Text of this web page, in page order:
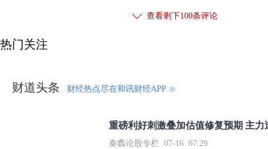
查看剩下100条评论
热门关注
财道头条 财经热点尽在和讯财经APP
秦蠡论股专栏 07-16 07:29